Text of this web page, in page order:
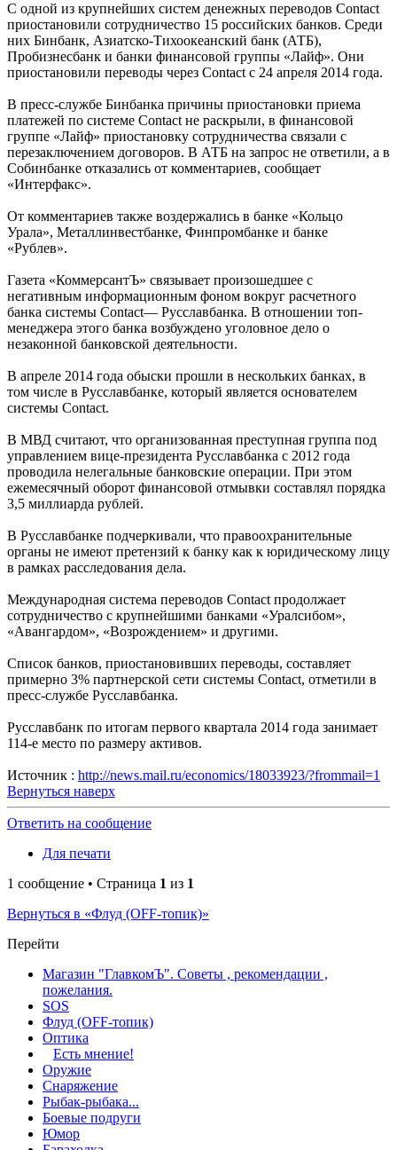
С одной из крупнейших систем денежных переводов Contact
приостановили сотрудничество 15 российских банков. Среди
них Бинбанк, Азиатско-Тихоокеанский банк (АТБ),
Пробизнесбанк и банки финансовой группы «Лайф». Они
приостановили переводы через Contact с 24 апреля 2014 года.
В пресс-службе Бинбанка причины приостановки приема
платежей по системе Contact не раскрыли, в финансовой
группе «Лайф» приостановку сотрудничества связали с
перезаключением договоров. В АТБ на запрос не ответили, а в
Собинбанке отказались от комментариев, сообщает
«Интерфакс».
От комментариев также воздержались в банке «Кольцо
Урала», Металлинвестбанке, Финпромбанке и банке
«Рублев».
Газета «КоммерсантЪ» связывает произошедшее с
негативным информационным фоном вокруг расчетного
банка системы Contact— Русславбанка. В отношении топ-
менеджера этого банка возбуждено уголовное дело о
незаконной банковской деятельности.
В апреле 2014 года обыски прошли в нескольких банках, в
том числе в Русславбанке, который является основателем
системы Contact.
В МВД считают, что организованная преступная группа под
управлением вице-президента Русславбанка с 2012 года
проводила нелегальные банковские операции. При этом
ежемесячный оборот финансовой отмывки составлял порядка
3,5 миллиарда рублей.
В Русславбанке подчеркивали, что правоохранительные
органы не имеют претензий к банку как к юридическому лицу
в рамках расследования дела.
Международная система переводов Contact продолжает
сотрудничество с крупнейшими банками «Уралсибом»,
«Авангардом», «Возрождением» и другими.
Список банков, приостановивших переводы, составляет
примерно 3% партнерской сети системы Сontact, отметили в
пресс-службе Русславбанка.
Русславбанк по итогам первого квартала 2014 года занимает
114-е место по размеру активов.
Источник : http://news.mail.ru/economics/18033923/?frommail=1
Вернуться наверх
Ответить на сообщение
Для печати
1 сообщение • Страница 1 из 1
Вернуться в «Флуд (OFF-топик)»
Перейти
Магазин "ГлавкомЪ". Советы , рекомендации ,
пожелания.
SOS
Флуд (OFF-топик)
Оптика
Есть мнение!
Оружие
Снаряжение
Рыбак-рыбака...
Боевые подруги
Юмор